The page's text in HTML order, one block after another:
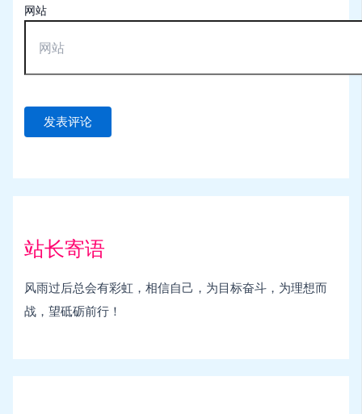
网站
站长寄语
风雨过后总会有彩虹，相信自己，为目标奋斗，为理想而
战，望砥砺前行！